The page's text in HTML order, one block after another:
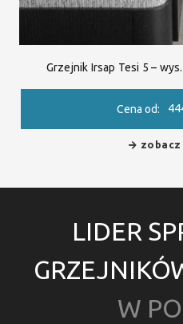
Grzejnik Irsap Tesi 5 –
Cena od:
LIDER
W